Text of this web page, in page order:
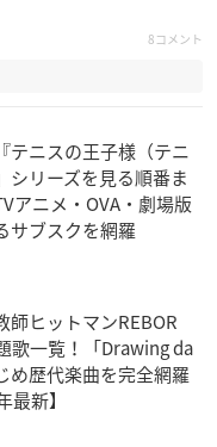
8コメント
テニスの王子様（テニ
シリーズを見る順番ま
アニメ・OVA・劇場版
サブスクを網羅
師ヒットマンREBOR
歌一覧！「Drawing da
め歴代楽曲を完全網羅
最新】